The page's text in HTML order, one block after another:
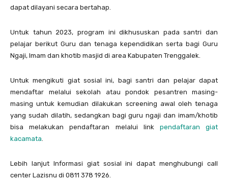
dapat dilayani secara bertahap.
Untuk tahun 2023, program ini dikhususkan pada santri dan
pelajar berikut Guru dan tenaga kependidikan serta bagi Guru
Ngaji, Imam dan khotib masjid di area Kabupaten Trenggalek.
Untuk mengikuti giat sosial ini, bagi santri dan pelajar dapat
mendaftar melalui sekolah atau pondok pesantren masing-
masing untuk kemudian dilakukan screening awal oleh tenaga
yang sudah dilatih, sedangkan bagi guru ngaji dan imam/khotib
bisa melakukan pendaftaran melalui link pendaftaran giat
kacamata
Lebih lanjut Informasi giat sosial ini dapat menghubungi call
center Lazisnu di 0811 378 1926.